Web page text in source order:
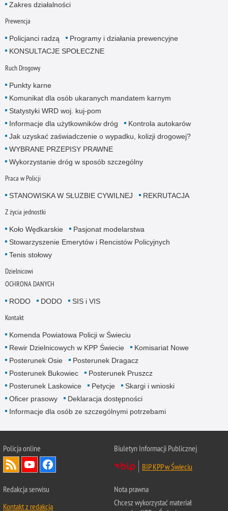
Zakres działalności
Prewencja
Policjanci radzą
Programy i działania prewencyjne
KONSULTACJE SPOŁECZNE
Ruch Drogowy
Punkty karne
Komunikat dla osób ukaranych mandatem karnym
Statystyki WRD woj. kuj-pom
Informacje dla użytkowników dróg
Kontrola autokarów
Jak uzyskać zaświadczenie o wypadku, kolizji drogowej?
WYBRANE PRZEPISY PRAWNE
Wykorzystanie dróg w sposób szczególny
Praca w Policji
STANOWISKA W SŁUZBIE CYWILNEJ REKRUTACJA
Z życia jednostki
Koło Wędkarskie
Pasjonat modelarstwa
Stowarzyszenie Emerytów i Rencistów Policyjnych
Tenis stołowy
Dzielnicowi
OCHRONA DANYCH
RODO DODO SIS i VIS
Kontakt
Komenda Powiatowa Policji w Świeciu
Rewir Dzielnicowych w KPP Świecie
Komisariat Nowe
Posterunek Osie
Posterunek Dragacz
Posterunek Bukowiec
Posterunek Pruszcz
Posterunek Laskowice
Petycje
Skargi i wnioski
Oficer prasowy
Deklaracja dostępności
Informacje dla osób ze szczególnymi potrzebami
Policja online
Biuletyn Informacji Publicznej
BIP KPP w Świeciu
Redakcja serwisu
Kontakt z redakcją
Nota prawna
Chcesz wykorzystać materiał